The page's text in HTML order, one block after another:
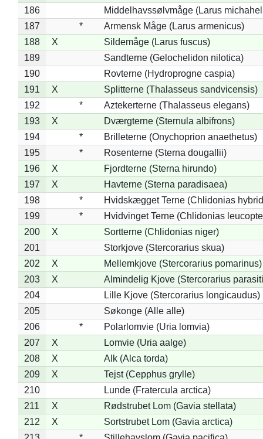
186
Middelhavssølvmåge (Larus
187
*
Armensk Måge (Larus armenicus)
188
X
Sildemåge (Larus fuscus)
189
Sandterne (Gelochelidon nilotica)
190
Rovterne (Hydroprogne caspia)
191
X
Splitterne (Thalasseus sandvicensis)
192
*
Aztekerterne (Thalasseus elegans)
193
X
Dværgterne (Sternula albifrons)
194
*
Brilleterne (Onychoprion anaethetus)
195
*
Rosenterne (Sterna dougallii)
196
X
Fjordterne (Sterna hirundo)
197
X
Havterne (Sterna paradisaea)
198
*
Hvidskægget Terne (Chlidonias
199
*
Hvidvinget Terne (Chlidonias
200
X
Sortterne (Chlidonias niger)
201
Storkjove (Stercorarius skua)
202
X
Mellemkjove (Stercorarius pomarinus)
203
X
Almindelig Kjove (Stercorarius
204
Lille Kjove (Stercorarius longicaudus)
205
Søkonge (Alle alle)
206
*
Polarlomvie (Uria lomvia)
207
X
Lomvie (Uria aalge)
208
X
Alk (Alca torda)
209
X
Tejst (Cepphus grylle)
210
Lunde (Fratercula arctica)
211
X
Rødstrubet Lom (Gavia stellata)
212
X
Sortstrubet Lom (Gavia arctica)